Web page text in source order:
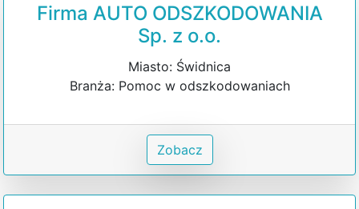
Firma AUTO ODSZKODOWANIA
Sp. z o.o.
Miasto: Świdnica
Branża: Pomoc w odszkodowaniach
Zobacz